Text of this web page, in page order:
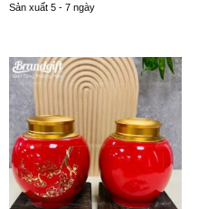
Sản xuất 5 - 7 ngày